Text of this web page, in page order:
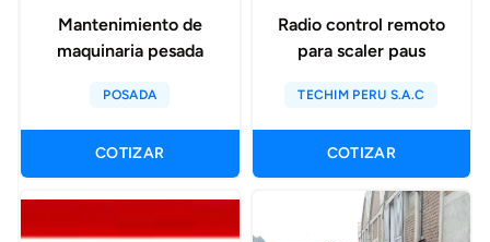
Mantenimiento de
maquinaria pesada
POSADA
COTIZAR
Radio control remoto
para scaler paus
TECHIM PERU S.A.C
COTIZAR